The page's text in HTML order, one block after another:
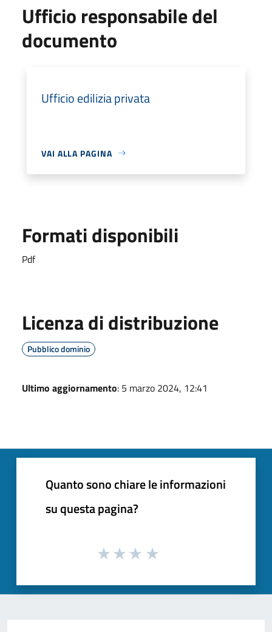
Ufficio responsabile del
documento
Ufficio edilizia privata
VAI ALLA PAGINA
Formati disponibili
Pdf
Licenza di distribuzione
Pubblico dominio
Ultimo aggiornamento: 5 marzo 2024, 12:41
Quanto sono chiare le informazioni
su questa pagina?